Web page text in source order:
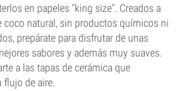
en papeles "king size". Creados a
coco natural, sin productos químicos ni
prepárate para disfrutar de unas
sabores y además muy suaves.
a las tapas de cerámica que
flujo de aire.